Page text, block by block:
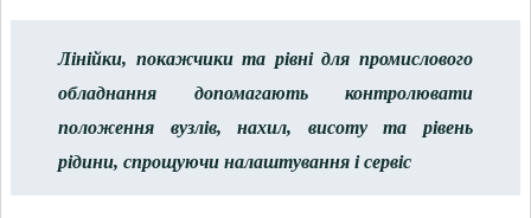
Лінійки, покажчики та рівні для промислового
обладнання допомагають контролювати
положення вузлів, нахил, висоту та рівень
рідини, спрощуючи налаштування і сервіс